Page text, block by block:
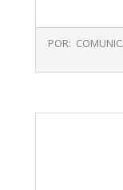
07-
03
POR: